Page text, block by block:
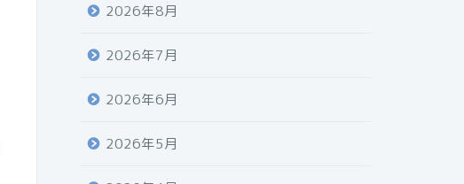
2026年8月
2026年7月
2026年6月
2026年5月